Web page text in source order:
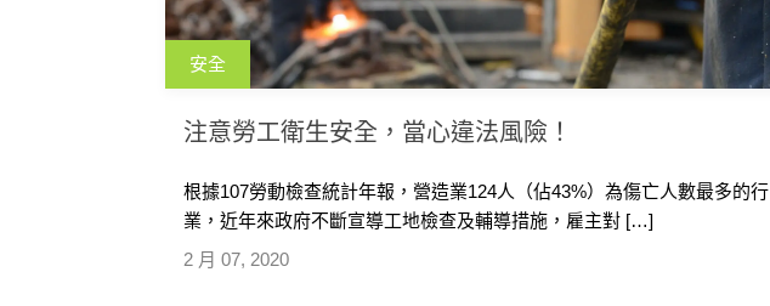
安全
注意勞工衛生安全，當心違法風險！
2 月 07, 2020
根據107勞動檢查統計年報，營造業124人（佔43%）為傷亡人數最多的行
業，近年來政府不斷宣導工地檢查及輔導措施，雇主對 […]